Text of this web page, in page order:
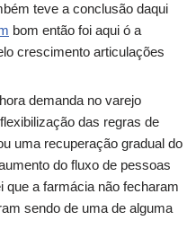
teve a conclusão daqui
bom então foi aqui ó a
crescimento articulações
demanda no varejo
das regras de
uma recuperação gradual do
do fluxo de pessoas
que a farmácia não fecharam
sendo de uma de alguma